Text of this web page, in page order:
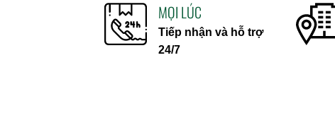
MỌI LÚC
Tiếp nhận và hỗ trợ
24/7